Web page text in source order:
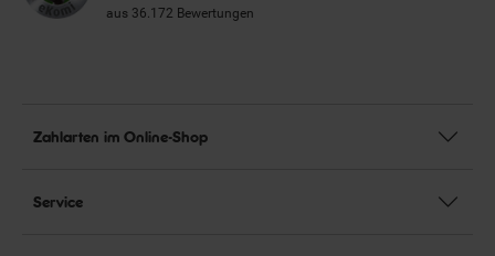
aus 36.172 Bewertungen
Zahlarten im Online-Shop
Service